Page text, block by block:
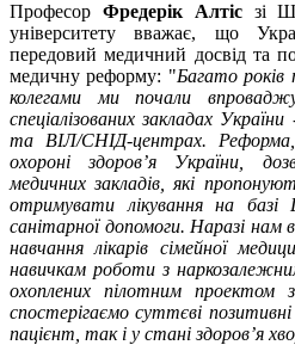
Професор Фредерік Алтісзі
університету вважає, що
передовий медичний досвід та
медичну реформу: "Багато років
колегами ми почали
спеціалізованих закладах
та ВІЛ/СНІД-центрах.
охороні здоров’я України,
медичних закладів, які
отримувати лікування на базі
санітарної допомоги. Наразі нам
навчання лікарів сімейної
навичкам роботи з
охоплених пілотним
спостерігаємо суттєві позитивні
пацієнт, так і у стані здоров’я